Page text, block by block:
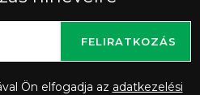
Ön elfogadja az adatkezelési
FELIRATKOZÁS